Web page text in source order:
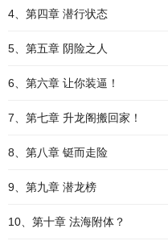
4、第四章 潜行状态
5、第五章 阴险之人
6、第六章 让你装逼！
7、第七章 升龙阁搬回家！
8、第八章 铤而走险
9、第九章 潜龙榜
10、第十章 法海附体？